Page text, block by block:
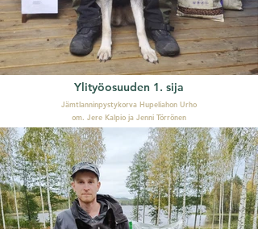
Ylityöosuuden 1. sija
Jämtlanninpystykorva Hupeliahon Urho
om. Jere Kalpio ja Jenni Törrönen